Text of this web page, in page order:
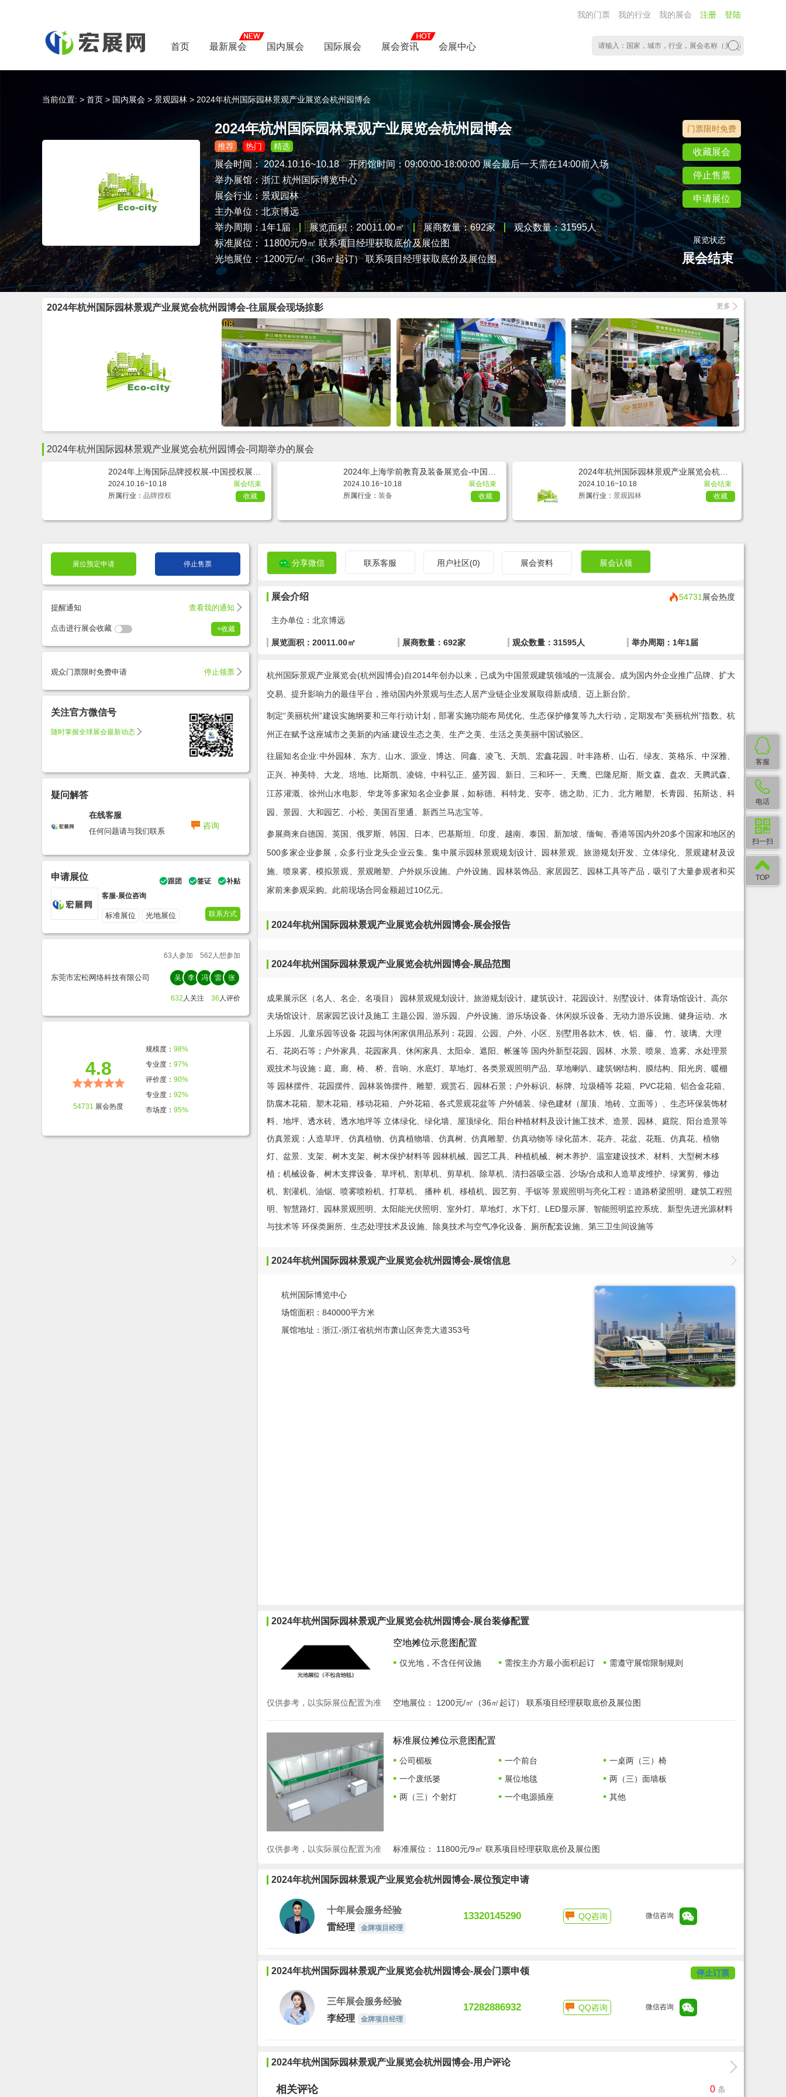
我的门票 我的行业 我的展会 注册 登陆
首页 最新展会 国内展会 国际展会 展会资讯 会展中心
当前位置: > 首页 > 国内展会 > 景观园林 > 2024年杭州国际园林景观产业展览会杭州园博会
2024年杭州国际园林景观产业展览会杭州园博会
推荐 热门 精选
展会时间：2024.10.16~10.18
开闭馆时间：09:00:00-18:00:00 展会最后一天需在14:00前入场
举办展馆： 浙江杭州国际博览中心
展会行业： 景观园林
主办单位： 北京博远
举办周期：1年1届 展览面积：20011.00㎡ 展商数量：692家
观众数量：31595人
标准展位： 11800元/9㎡ 联系项目经理获取底价及展位图
光地展位： 1200元/㎡（36㎡起订） 联系项目经理获取底价及展位图
门票限时免费
收藏展会
停止售票
申请展位
展览状态
展会结束
2024年杭州国际园林景观产业展览会杭州园博会-往届展会现场掠影 更多
2024年杭州国际园林景观产业展览会杭州园博会-同期举办的展会
2024年上海国际品牌授权展-中国授权展CL
E
2024.10.16~10.18
展会结束
所属行业： 品牌授权 收藏
2024年上海学前教育及装备展览会-中国幼
教展CPE
2024.10.16~10.18
展会结束
所属行业： 装备 收藏
2024年杭州国际园林景观产业展览会杭州
园博会
2024.10.16~10.18
展会结束
所属行业： 景观园林 收藏
展位预定申请 停止售票
提醒通知 查看我的通知
点击进行展会收藏
+收藏
观众门票限时免费申请 停止领票
关注官方微信号
随时掌握全球展会最新动态
疑问解答
在线客服
任何问题请与我们联系
咨询
申请展位 跟团 签证
补贴
客服-展位咨询
标准展位 光地展位 联系方式
63 人参加 562 人想参加
东莞市宏松网络科技有限公司 吴 李 冯 雷 张
632 人关注 36 人评价
4.8
54731 展会热度
规模度： 98%
专业度： 97%
评价度： 90%
专业度： 92%
市场度： 95%
分享微信 联系客服 用户社区(0) 展会资料 展会认领
展会介绍 54731 展会热度
主办单位：北京博远
展览面积：20011.00㎡ 展商数量：692家 观众数量：31595人 举办周期：1年1届
杭州国际景观产业展览会(杭州园博会)自2014年创办以来，已成为中国景观建筑领域的一流展会。成为国内外企业推广品牌、扩大
交易、提升影响力的最佳平台，推动国内外景观与生态人居产业链企业发展取得新成绩、迈上新台阶。
制定“美丽杭州”建设实施纲要和三年行动计划，部署实施功能布局优化、生态保护修复等九大行动，定期发布“美丽杭州”指数。杭
州正在赋予这座城市之美新的内涵:建设生态之美、生产之美、生活之美美丽中国试验区。
往届知名企业:中外园林、东方、山水、源业、博达、同鑫、凌飞、天凯、宏鑫花园、叶丰路桥、山石、绿友、英格乐、中深雅、
正兴、神美特、大龙、培地、比斯凯、凌锦、中科弘正、盛芳园、新日、三和环一、天鹰、巴隆尼斯、斯文森、盘农、天腾武森、
江苏灌溉、徐州山水电影、华龙等多家知名企业参展，如标德、科特龙、安亭、德之助、汇力、北方雕塑、长青园、拓斯达、科
园、景园、大和园艺、小松、美国百里通、新西兰马志宝等。
参展商来自德国、英国、俄罗斯、韩国、日本、巴基斯坦、印度、越南、泰国、新加坡、缅甸、香港等国内外20多个国家和地区的
500多家企业参展，众多行业龙头企业云集。集中展示园林景观规划设计、园林景观、旅游规划开发、立体绿化、景观建材及设
施、喷泉雾、模拟景观、景观雕塑、户外娱乐设施、户外设施、园林装饰品、家居园艺、园林工具等产品，吸引了大量参观者和买
家前来参观采购。此前现场合同金额超过10亿元。
2024年杭州国际园林景观产业展览会杭州园博会-展会报告
2024年杭州国际园林景观产业展览会杭州园博会-展品范围
成果展示区（名人、名企、名项目） 园林景观规划设计、旅游规划设计、建筑设计、花园设计、别墅设计、体育场馆设计、高尔
夫场馆设计、居家园艺设计及施工 主题公园、游乐园、户外设施、游乐场设备、休闲娱乐设备、无动力游乐设施、健身运动、水
上乐园、儿童乐园等设备 花园与休闲家俱用品系列：花园、公园、户外、小区、别墅用各款木、铁、铝、藤、 竹、玻璃、大理
石、花岗石等；户外家具、花园家具、休闲家具、太阳伞、遮阳、帐篷等 国内外新型花园、园林、水景、喷泉、造雾、水处理景
观技术与设施：庭、廊、椅、 桥、音响、水底灯、草地灯、各类景观照明产品、草地喇叭、建筑钢结构、膜结构、阳光房、暖棚
等 园林摆件、花园摆件、园林装饰摆件、雕塑、观赏石、园林石景；户外标识、标牌、垃圾桶等 花箱、PVC花箱、铝合金花箱、
防腐木花箱、塑木花箱、移动花箱、户外花箱、各式景观花盆等 户外铺装、绿色建材（屋顶、地砖、立面等）、生态环保装饰材
料、地坪、透水砖、透水地坪等 立体绿化、绿化墙、屋顶绿化、阳台种植材料及设计施工技术、造景、园林、庭院、阳台造景等
仿真景观：人造草坪、仿真植物、仿真植物墙、仿真树、仿真雕塑、仿真动物等 绿化苗木、花卉、花盆、花瓶、仿真花、植物
灯、盆景、支架、树木支架、树木保护材料等 园林机械、园艺工具、种植机械、树木养护、温室建设技术、材料、大型树木移
植；机械设备、树木支撑设备、草坪机、割草机、剪草机、除草机、清扫器吸尘器、沙场/合成和人造草皮维护、绿篱剪、修边
机、割灌机、油锯、喷雾喷粉机、打草机、 播种 机、移植机、园艺剪、手锯等 景观照明与亮化工程：道路桥梁照明、建筑工程照
明、智慧路灯、园林景观照明、太阳能光伏照明、室外灯、草地灯、水下灯、LED显示屏、智能照明监控系统、新型先进光源材料
与技术等 环保类厕所、生态处理技术及设施、除臭技术与空气净化设备、厕所配套设施、第三卫生间设施等
2024年杭州国际园林景观产业展览会杭州园博会-展馆信息
杭州国际博览中心
场馆面积：840000平方米
展馆地址：浙江-浙江省杭州市萧山区奔竞大道353号
2024年杭州国际园林景观产业展览会杭州园博会-展台装修配置
空地摊位示意图配置
• 仅光地，不含任何设施 • 需按主办方最小面积起订 • 需遵守展馆限制规则
仅供参考，以实际展位配置为准 空地展位： 1200元/㎡（36㎡起订） 联系项目经理获取底价及展位图
标准展位摊位示意图配置
• 公司楣板 • 一个前台 • 一桌两（三）椅
• 一个废纸篓 • 展位地毯 • 两（三）面墙板
• 两（三）个射灯 • 一个电源插座 • 其他
仅供参考，以实际展位配置为准 标准展位： 11800元/9㎡ 联系项目经理获取底价及展位图
2024年杭州国际园林景观产业展览会杭州园博会-展位预定申请
十年展会服务经验
雷经理
金牌项目经理
13320145290 QQ咨询 微信咨询
2024年杭州国际园林景观产业展览会杭州园博会-展会门票申领 停止订票
三年展会服务经验
李经理
金牌项目经理
17282886932 QQ咨询 微信咨询
2024年杭州国际园林景观产业展览会杭州园博会-用户评论
0 条
相关评论
客服
电话
扫一扫
TOP